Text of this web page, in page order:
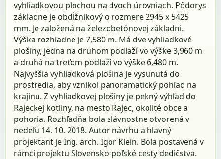
vyhliadkovou plochou na dvoch úrovniach. Pôdorys
základne je obdĺžnikový o rozmere 2945 x 5425
mm. Je založená na železobetónovej základni.
Výška rozhľadne je 7,580 m. Má dve vyhliadkové
plošiny, jedna na druhom podlaží vo výške 3,960 m
a druhá na treťom podlaží vo výške 6,480 m.
Najvyššia vyhliadková plošina je vysunutá do
prostredia, aby vznikol panoramatický pohľad na
krajinu. Z vyhliadkovej plošiny je pekný výhľad do
Rajeckej kotliny, na mesto Rajec, okolité obce a
pohoria. Rozhľadňa bola slávnostne otvorená v
nedeľu 14. 10. 2018. Autor návrhu a hlavný
projektant je Ing. arch. Igor Klein. Bola postavená v
rámci projektu Slovensko-poľské cesty dedičstva.